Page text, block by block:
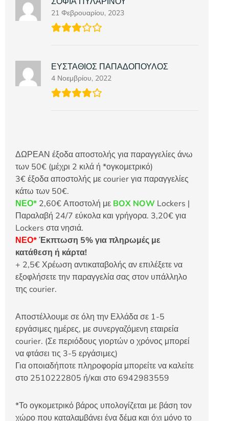
21 Φεβρουαρίου, 2023
ΕΥΣΤΑΘΙΟΣ ΠΑΠΑΔΟΠΟΥΛΟΣ
4 Νοεμβρίου, 2022
ΔΩΡΕΑΝ έξοδα αποστολής για παραγγελίες άνω
των 50€ (μέχρι 2 κιλά ή *ογκομετρικό)
3€ έξοδα αποστολής με courier για παραγγελίες
κάτω των 50€.
ΝΕΟ* 2,60€ Αποστολή με BOX NOW Lockers |
Παραλαβή 24/7 εύκολα και γρήγορα. 3,20€ για
Lockers στα νησιά.
ΝΕΟ*Έκπτωση 5% για πληρωμές με
κατάθεση ή κάρτα!
+ 2,5€ Χρέωση αντικαταβολής αν επιλέξετε να
εξοφλήσετε την παραγγελία σας στον υπάλληλο
της courier.
Αποστέλλουμε σε όλη την Ελλάδα σε 1-5
εργάσιμες ημέρες, με συνεργαζόμενη εταιρεία
courier. (Σε περιόδους γιορτών ο χρόνος μπορεί
να φτάσει τις 3-5 εργάσιμες)
Για οποιαδήποτε πληροφορία μπορείτε να καλείτε
στο 2510222805 ή/και στο 6942983559
*Το ογκομετρικό βάρος υπολογίζεται με βάση τον
χώρο που καταλαμβάνει ένα δέμα και όχι μόνο το